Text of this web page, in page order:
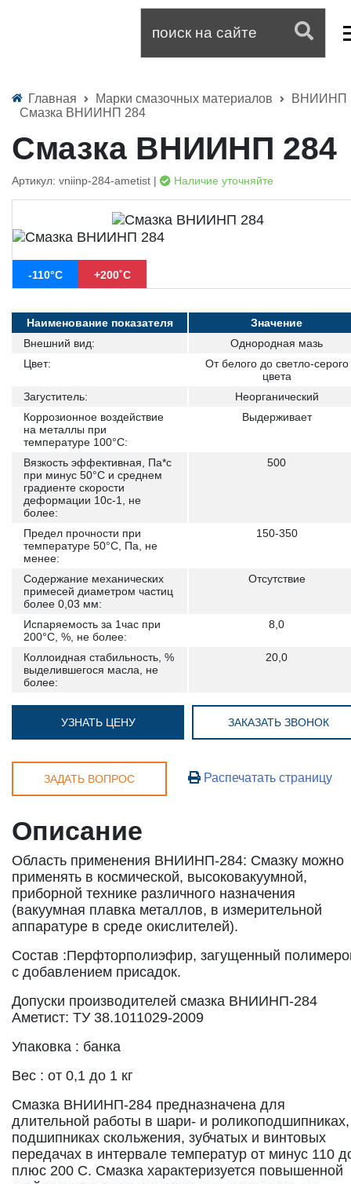
Главная Марки смазочных материалов
ВНИИНП
Смазка ВНИИНП 284
Смазка ВНИИНП 284
Артикул: vniinp-284-ametist | Наличие уточняйте
-110°С +200˚С
Наименование показателя
Значение
Внешний вид:
Однородная мазь
Цвет:
От белого до светло-серого
цвета
Загуститель:
Неорганический
Коррозионное воздействие
на металлы при
температуре 100°С:
Выдерживает
Вязкость эффективная, Па*с
при минус 50°С и среднем
градиенте скорости
деформации 10с-1, не
более:
500
Предел прочности при
температуре 50°С, Па, не
менее:
150-350
Содержание механических
примесей диаметром частиц
более 0,03 мм:
Отсутствие
Испаряемость за 1час при
200°С, %, не более:
8,0
Коллоидная стабильность, %
выделившегося масла, не
более:
20,0
УЗНАТЬ ЦЕНУ ЗАКАЗАТЬ ЗВОНОК
ЗАДАТЬ ВОПРОС Распечатать страницу
Описание
Область применения ВНИИНП-284: Смазку можно
применять в космической, высоковакуумной,
приборной технике различного назначения
(вакуумная плавка металлов, в измерительной
аппаратуре в среде окислителей).
Состав :Перфторполиэфир, загущенный
с добавлением присадок.
Допуски производителей смазка ВНИИНП-284
Аметист: ТУ 38.1011029-2009
Упаковка : банка
Вес : от 0,1 до 1 кг
Смазка ВНИИНП-284 предназначена для
длительной работы в шари- и роликоподшипниках,
подшипниках скольжения, зубчатых и винтовых
передачах в интервале температур от минус 110
плюс 200 С. Смазка характеризуется повышенной